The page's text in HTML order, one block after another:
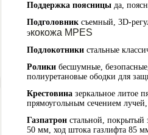
Поддержка поясницы да,
Подголовник съемный, 3D-
экокожа MPES
Подлокотники стальные
Ролики бесшумные,
полиуретановые ободки для
Крестовина зеркальное литое
прямоугольным сечением
Газпатрон стальной,
50 мм, ход штока газлифта 85